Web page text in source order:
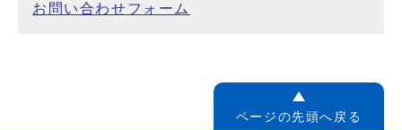
お問い合わせフォーム
ページの先頭へ戻る